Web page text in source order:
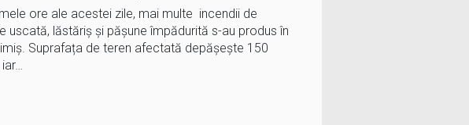
ore ale acestei zile, mai multe incendii de
uscată, lăstăriș și pășune împădurită s-au produs în
Suprafața de teren afectată depășește 150